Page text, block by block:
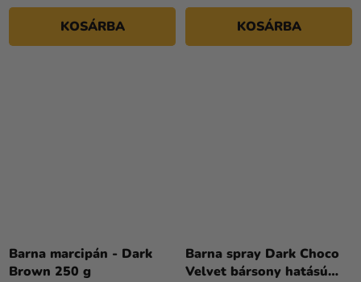
KOSÁRBA KOSÁRBA
Barna marcipán - Dark
Brown 250 g
Barna spray Dark Choco
Velvet bársony hatású